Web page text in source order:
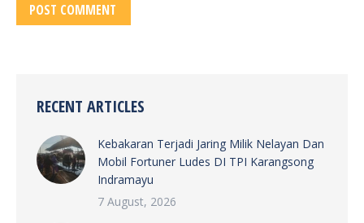
POST COMMENT
RECENT ARTICLES
Kebakaran Terjadi Jaring Milik Nelayan Dan
Mobil Fortuner Ludes DI TPI Karangsong
Indramayu
7 August, 2026